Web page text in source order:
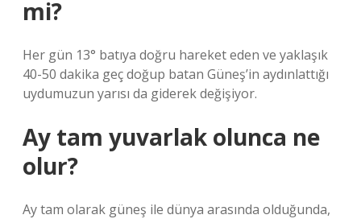
mi?
Her gün 13° batıya doğru hareket eden ve yaklaşık
40-50 dakika geç doğup batan Güneş’in aydınlattığı
uydumuzun yarısı da giderek değişiyor.
Ay tam yuvarlak olunca ne
olur?
Ay tam olarak güneş ile dünya arasında olduğunda,